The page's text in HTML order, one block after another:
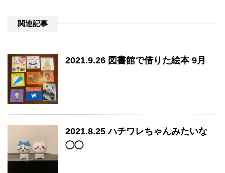
関連記事
2021.9.26 図書館で借りた絵本 9月
2021.8.25 ハチワレちゃんみたいな
◯◯